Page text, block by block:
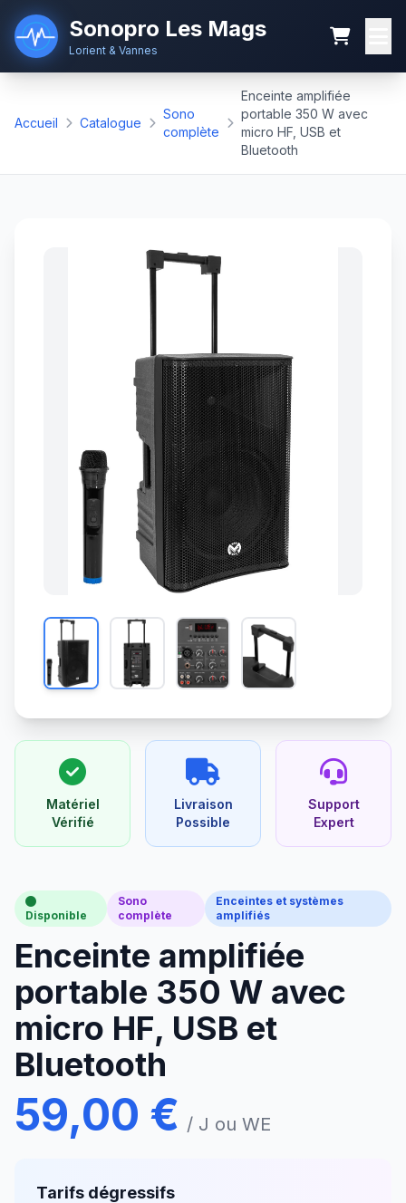
Sonopro Les Mags
Lorient & Vannes
Accueil Catalogue
Sono
complète
Enceinte amplifiée
portable 350 W avec
micro HF, USB et
Bluetooth
Matériel
Vérifié
Livraison
Possible
Support
Expert
Disponible
Sono
complète
Enceintes et systèmes
amplifiés
Enceinte amplifiée
portable 350 W avec
micro HF, USB et
Bluetooth
59,00 € / J ou WE
Tarifs dégressifs